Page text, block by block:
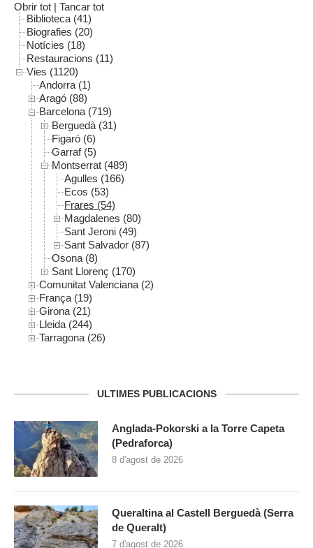
Obrir tot | Tancar tot
Biblioteca (41)
Biografies (20)
Notícies (18)
Restauracions (11)
Vies (1120)
Andorra (1)
Aragó (88)
Barcelona (719)
Berguedà (31)
Figaró (6)
Garraf (5)
Montserrat (489)
Agulles (166)
Ecos (53)
Frares (54)
Magdalenes (80)
Sant Jeroni (49)
Sant Salvador (87)
Osona (8)
Sant Llorenç (170)
Comunitat Valenciana (2)
França (19)
Girona (21)
Lleida (244)
Tarragona (26)
ULTIMES PUBLICACIONS
Anglada-Pokorski a la Torre Capeta
(Pedraforca)
8 d'agost de 2026
Queraltina al Castell Berguedà (Serra
de Queralt)
7 d'agost de 2026